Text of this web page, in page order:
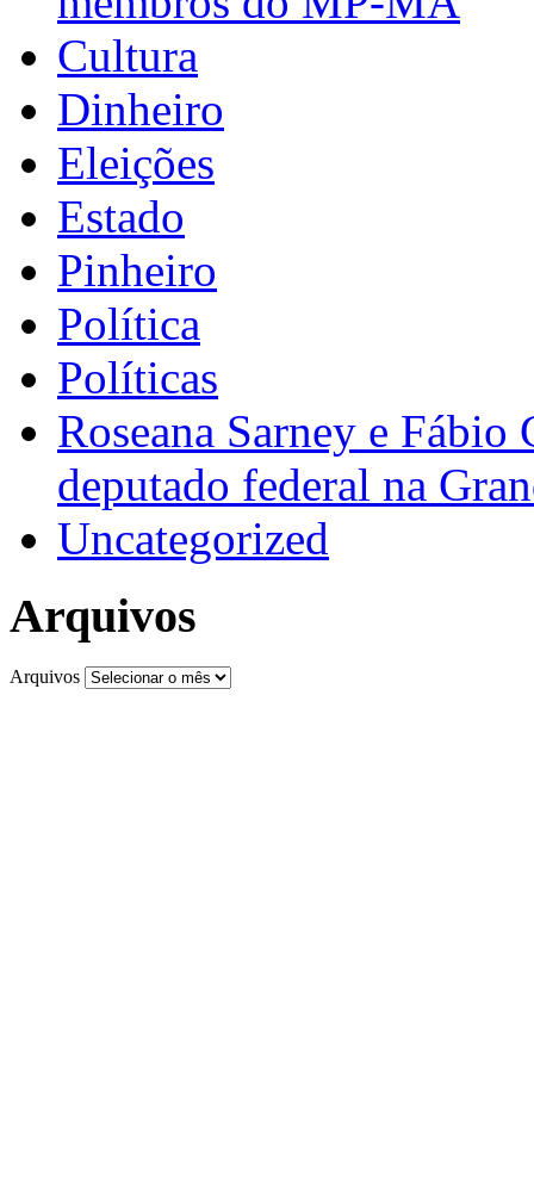
Cultura
Dinheiro
Eleições
Estado
Pinheiro
Política
Políticas
Roseana Sarney e
deputado federal na
Uncategorized
Arquivos
Arquivos